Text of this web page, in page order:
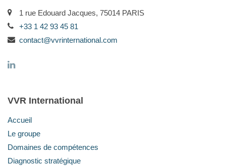
1 rue Edouard Jacques, 75014 PARIS
+33 1 42 93 45 81
contact@vvrinternational.com
VVR International
Accueil
Le groupe
Domaines de compétences
Diagnostic stratégique